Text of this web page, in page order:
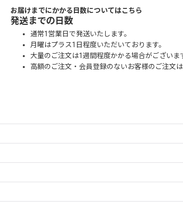
お届けまでにかかる日数についてはこちら
発送までの日数
通常1営業日で発送いたします。
月曜はプラス1日程度いただいております。
大量のご注文は1週間程度かかる場合がございま
高額のご注文・会員登録のないお客様のご注文